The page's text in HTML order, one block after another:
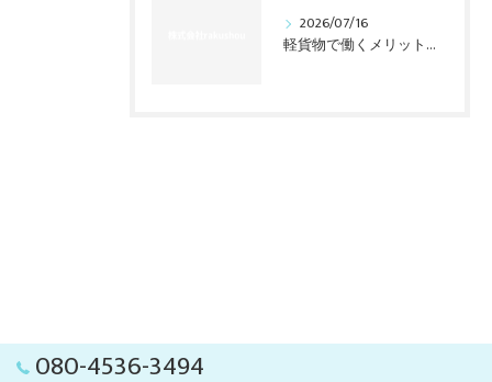
2026/07/16
軽貨物で働くメリットは？東海で始める前に知る収入の裏側
080-4536-3494